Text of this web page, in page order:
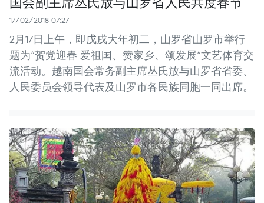
17/02/2018 07:27
2月17日上午，即戊戌大年初二，山罗省山罗市举行
题为“贺党迎春-爱祖国、赞家乡、颂发展”文艺体育交
流活动。越南国会常务副主席丛氏放与山罗省省委、
人民委员会领导代表及山罗市各民族同胞一同出席。